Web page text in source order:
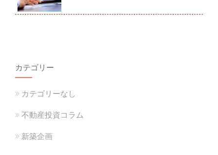
カテゴリー
カテゴリーなし
不動産投資コラム
新築企画